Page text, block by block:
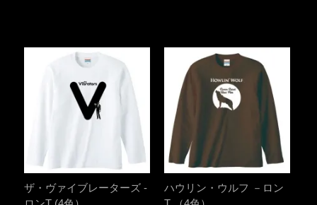
ザ・ヴァイブレーターズ -
ハウリン・ウルフ －ロン